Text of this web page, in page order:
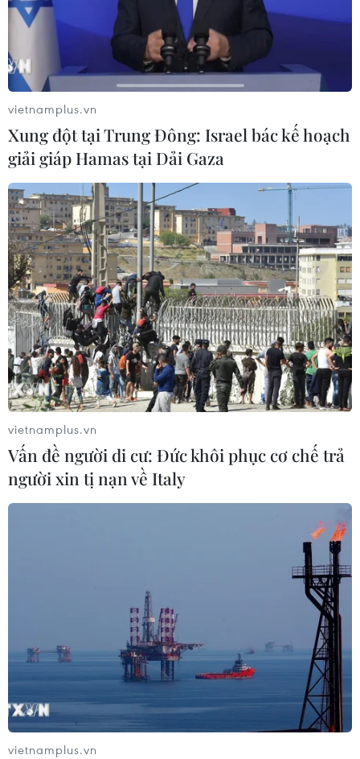
vietnamplus.vn
Xung đột tại Trung Đông: Israel bác kế hoạch
giải giáp Hamas tại Dải Gaza
vietnamplus.vn
Vấn đề người di cư: Đức khôi phục cơ chế trả
người xin tị nạn về Italy
vietnamplus.vn